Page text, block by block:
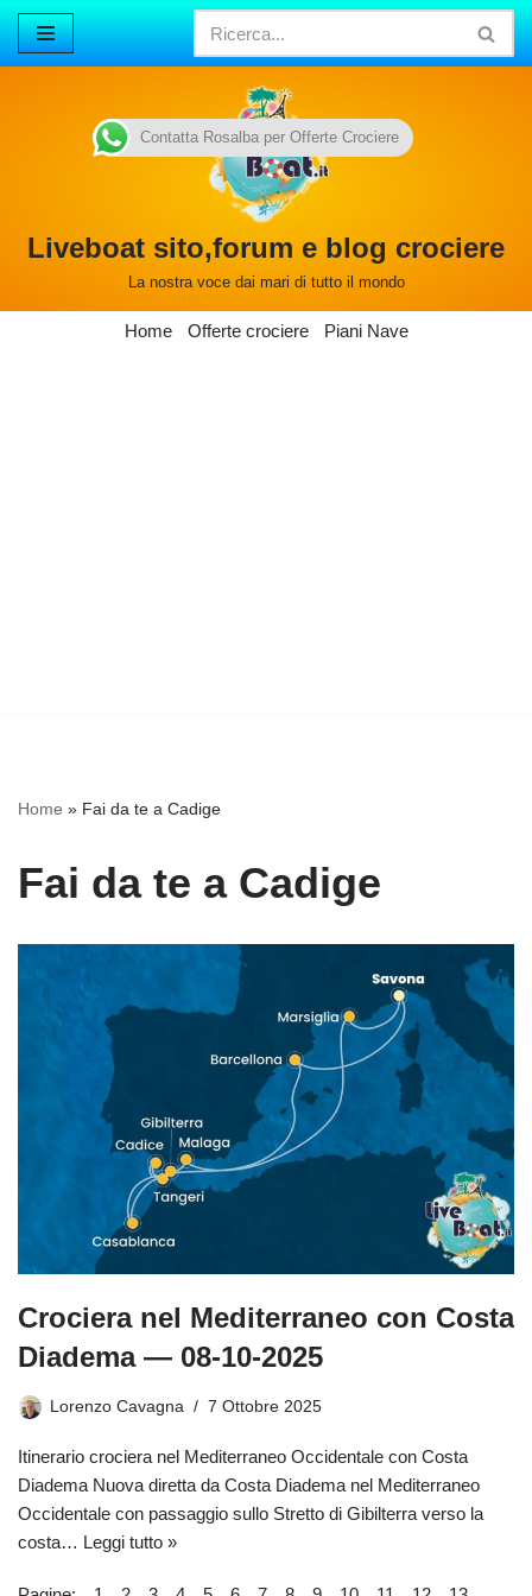
Vai
Liveboat sito,forum e blog crociere
La nostra voce dai mari di tutto il mondo
Home Offerte crociere Piani Nave
Home » Fai da te a Cadige
Fai da te a Cadige
Crociera nel Mediterraneo con Costa
Diadema — 08-10-2025
Lorenzo Cavagna 7 Ottobre 2025
Itinerario crociera nel Mediterraneo Occidentale con Costa
Diadema Nuova diretta da Costa Diadema nel Mediterraneo
Occidentale con passaggio sullo Stretto di Gibilterra verso la
costa… Leggi tutto »
Contatta Rosalba per Offerte Crociere